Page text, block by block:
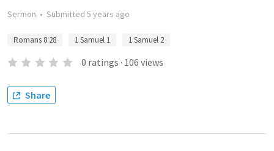
Sermon • Submitted 5 years ago
Romans 8:28 1 Samuel 1 1 Samuel 2
0 ratings · 106 views
Share